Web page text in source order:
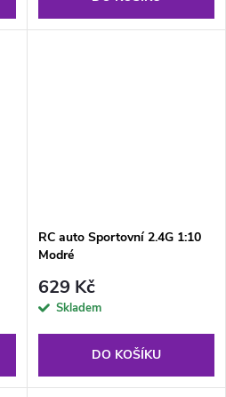
RC auto Sportovní 2.4G 1:10
Modré
629 Kč
Skladem
DO KOŠÍKU